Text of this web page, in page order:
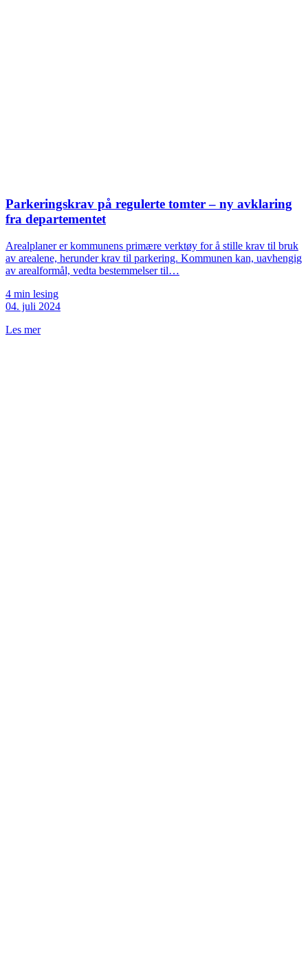
Parkeringskrav på regulerte tomter – ny avklaring
fra departementet
Arealplaner er kommunens primære verktøy for å stille krav til bruk
av arealene, herunder krav til parkering. Kommunen kan, uavhengig
av arealformål, vedta bestemmelser til…
4 min lesing
04. juli 2024
Les mer